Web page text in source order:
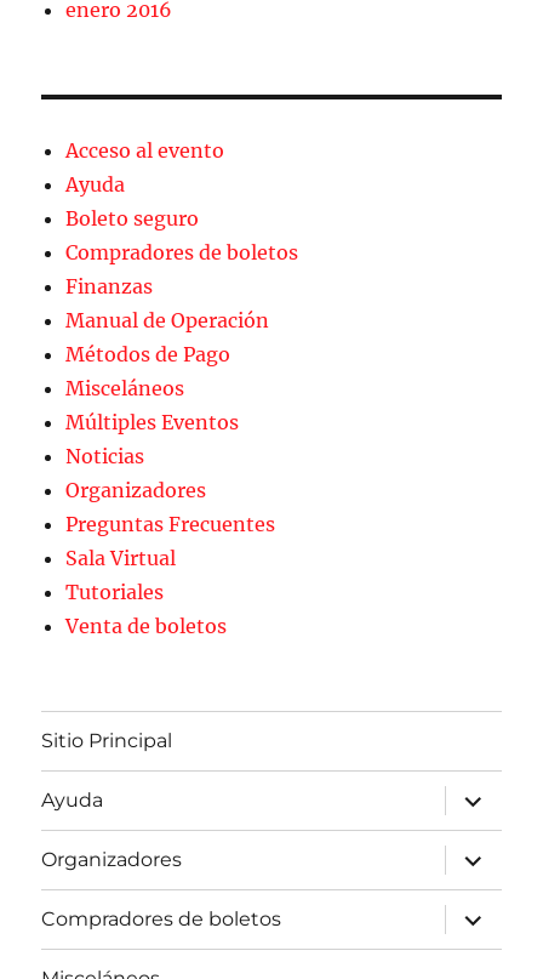
enero 2016
Acceso al evento
Ayuda
Boleto seguro
Compradores de boletos
Finanzas
Manual de Operación
Métodos de Pago
Misceláneos
Múltiples Eventos
Noticias
Organizadores
Preguntas Frecuentes
Sala Virtual
Tutoriales
Venta de boletos
Sitio Principal
Ayuda
expande
el
menú
inferior
Organizadores
expande
el
menú
inferior
Compradores de boletos
expande
el
menú